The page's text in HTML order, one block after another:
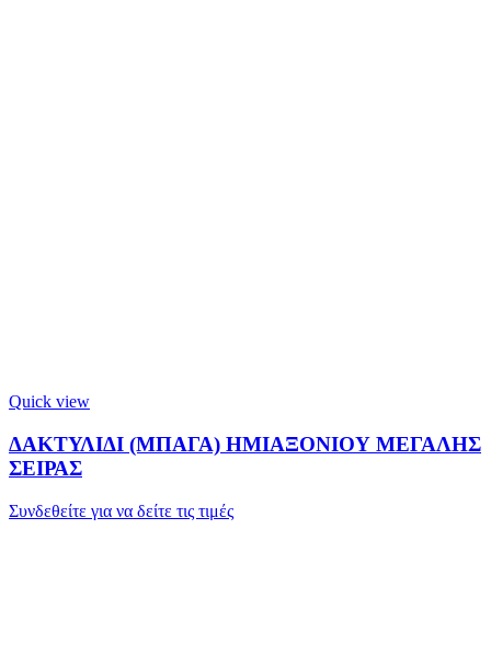
Quick view
ΔΑΚΤΥΛΙΔΙ (ΜΠΑΓΑ) ΗΜΙΑΞΟΝΙΟΥ ΜΕΓΑΛΗΣ
ΣΕΙΡΑΣ
Συνδεθείτε για να δείτε τις τιμές